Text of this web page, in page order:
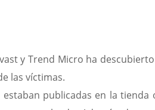
y Trend Micro ha
las víctimas.
publicadas en la tienda